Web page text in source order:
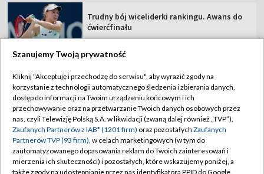
Trudny bój wiceliderki rankingu. Awans do
ćwierćfinału
TVP
Abonament TVP
Sklep TVP
Biuro Reklamy
Oferta Handlowa
Regulamin TVP
Polityka prywatności
Moje zgody
Biuro reklamy
Szanujemy Twoją prywatność
Kliknij "Akceptuję i przechodzę do serwisu", aby wyrazić zgody na
korzystanie z technologii automatycznego śledzenia i zbierania danych,
dostęp do informacji na Twoim urządzeniu końcowym i ich
przechowywanie oraz na przetwarzanie Twoich danych osobowych przez
nas, czyli Telewizję Polską S.A. w likwidacji (zwaną dalej również „TVP”),
Zaufanych Partnerów z IAB* (1201 firm) oraz pozostałych Zaufanych
Partnerów TVP (93 firm), w celach marketingowych (w tym do
zautomatyzowanego dopasowania reklam do Twoich zainteresowań i
mierzenia ich skuteczności) i pozostałych, które wskazujemy poniżej, a
także zgody na udostępnianie przez nas identyfikatora PPID do Google.